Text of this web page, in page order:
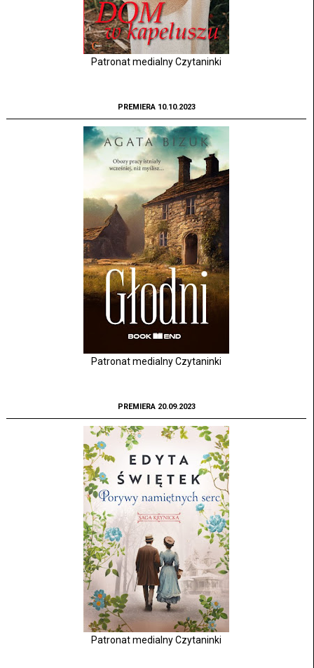
Patronat medialny Czytaninki
PREMIERA 10.10.2023
Patronat medialny Czytaninki
PREMIERA 20.09.2023
Patronat medialny Czytaninki